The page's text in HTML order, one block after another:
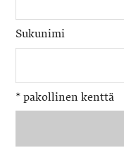
Sukunimi
* pakollinen kenttä